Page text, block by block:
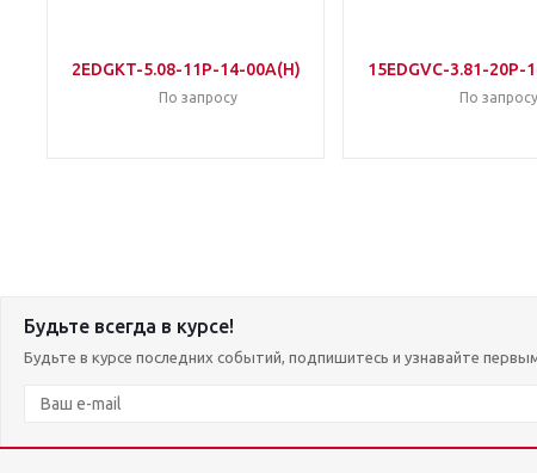
2EDGKT-5.08-11P-14-00A(H)
По запросу
15EDGVC-3.81-20P-
По запросу
Будьте всегда в курсе!
Будьте в курсе последних событий, подпишитесь и узнавайте